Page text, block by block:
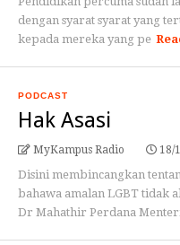
dengan syarat syarat yang
kepada mereka yang pe
PODCAST
Hak Asasi
MyKampus Radio 18/
Disini membincangkan
bahawa amalan LGBT tidak
Dr Mahathir Perdana